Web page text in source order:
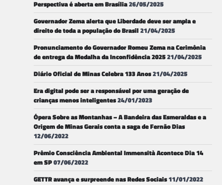
Perspectiva é aberta em Brasília26/05/2025
Governador Zema alerta que Liberdade deve ser ampla e
direito de toda a população do Brasil21/04/2025
Pronunciamento do Governador Romeu Zema na Cerimônia
de entrega da Medalha da Inconfidência 202521/04/2025
Diário Oficial de Minas Celebra 133 Anos21/04/2025
Era digital pode ser a responsável por uma geração de
crianças menos inteligentes24/01/2023
Ópera Sobre as Montanhas – A Bandeira das Esmeraldas e a
Origem de Minas Gerais conta a saga de Fernão Dias
12/06/2022
Prêmio Consciência Ambiental Immensità Acontece Dia 14
em SP07/06/2022
GETTR avança e surpreende nas Redes Sociais11/01/2022